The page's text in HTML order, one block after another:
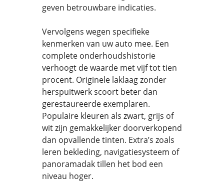
geven betrouwbare indicaties.
Vervolgens wegen specifieke
kenmerken van uw auto mee. Een
complete onderhoudshistorie
verhoogt de waarde met vijf tot tien
procent. Originele laklaag zonder
herspuitwerk scoort beter dan
gerestaureerde exemplaren.
Populaire kleuren als zwart, grijs of
wit zijn gemakkelijker doorverkopend
dan opvallende tinten. Extra’s zoals
leren bekleding, navigatiesysteem of
panoramadak tillen het bod een
niveau hoger.